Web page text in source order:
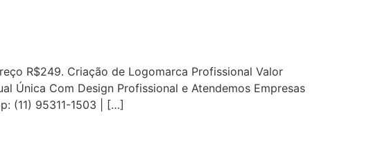
R$249. Criação de Logomarca Profissional Valor
Única Com Design Profissional e Atendemos Empresas
(11) 95311-1503 | […]